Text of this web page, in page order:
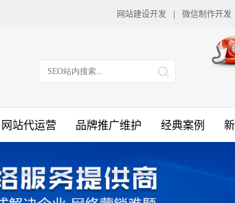
网站建设开发 | 微信制作开发
网站代运营 品牌推广维护 经典案例